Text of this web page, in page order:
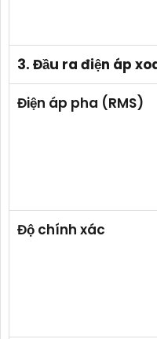
3. Đầu ra điện áp
Điện áp pha (RMS)
Độ chính xác